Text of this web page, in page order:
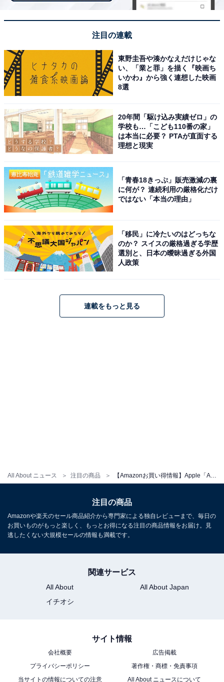
All About ニュース 注目の商品
Apple「AirTag（第2世代）」
Apple AirTag（第2世代）：紛失防止タグ、音で探せる、
耐水 防塵 iPhone/iPad「探す」ネットワーク対応、探せ
る範囲が最大1.5 倍に広がった「正確な場所を見つける」
機能搭載
Apple「AirPods 4 アクティブノイズ キャンセリング
搭載」
Apple AirPods 4 アクティブノイズ キャンセリング搭
載、ワイヤレスイヤホン、Bluetooth 5.3、ライブ翻訳、
Apple Watch SE 3(GPSモデル)- 44mmミッドナイトアル
ミニウムケースとミッドナイトスポーツバンド - S/M
Amazonで見る
Apple「11インチ iPad」
Apple 11 インチ iPad (A16): 11 インチモデル、Liquid
Retina ディスプレイ、128GB、Wi-Fi 6、12MP フロン
注目の連載
東野圭吾や湊かなえだけじゃな
い、「業と罪」を描く『映画ち
いかわ』から強く連想した映画
8選
20年間「駆け込み実績ゼロ」の
学校も…「こども110番の家」
は本当に必要？ PTAが直面する
理想と現実
「青春18きっぷ」販売激減の裏
に何が？ 連続利用の厳格化だけ
ではない「本当の理由」
「移民」に冷たいのはどっちな
のか？ スイスの厳格過ぎる学歴
選別と、日本の曖昧過ぎる外国
人政策
連載をもっと見る
注目の商品
Amazonや楽天のセール商品紹介から専門家による独自レビューまで、毎日の
お買いものがもっと楽しく、もっとお得になる注目の商品情報をお届け。見
逃したくない大規模セールの情報も満載です。
関連サービス
All About
All About Japan
イチオシ
サイト情報
会社概要
広告掲載
プライバシーポリシー
著作権・商標・免責事項
当サイトの情報についての注意
All About ニュースについて